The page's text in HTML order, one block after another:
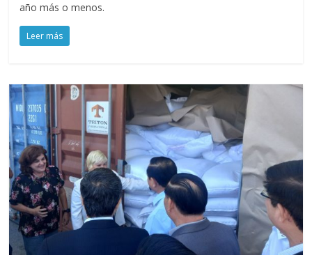
año más o menos.
Leer más